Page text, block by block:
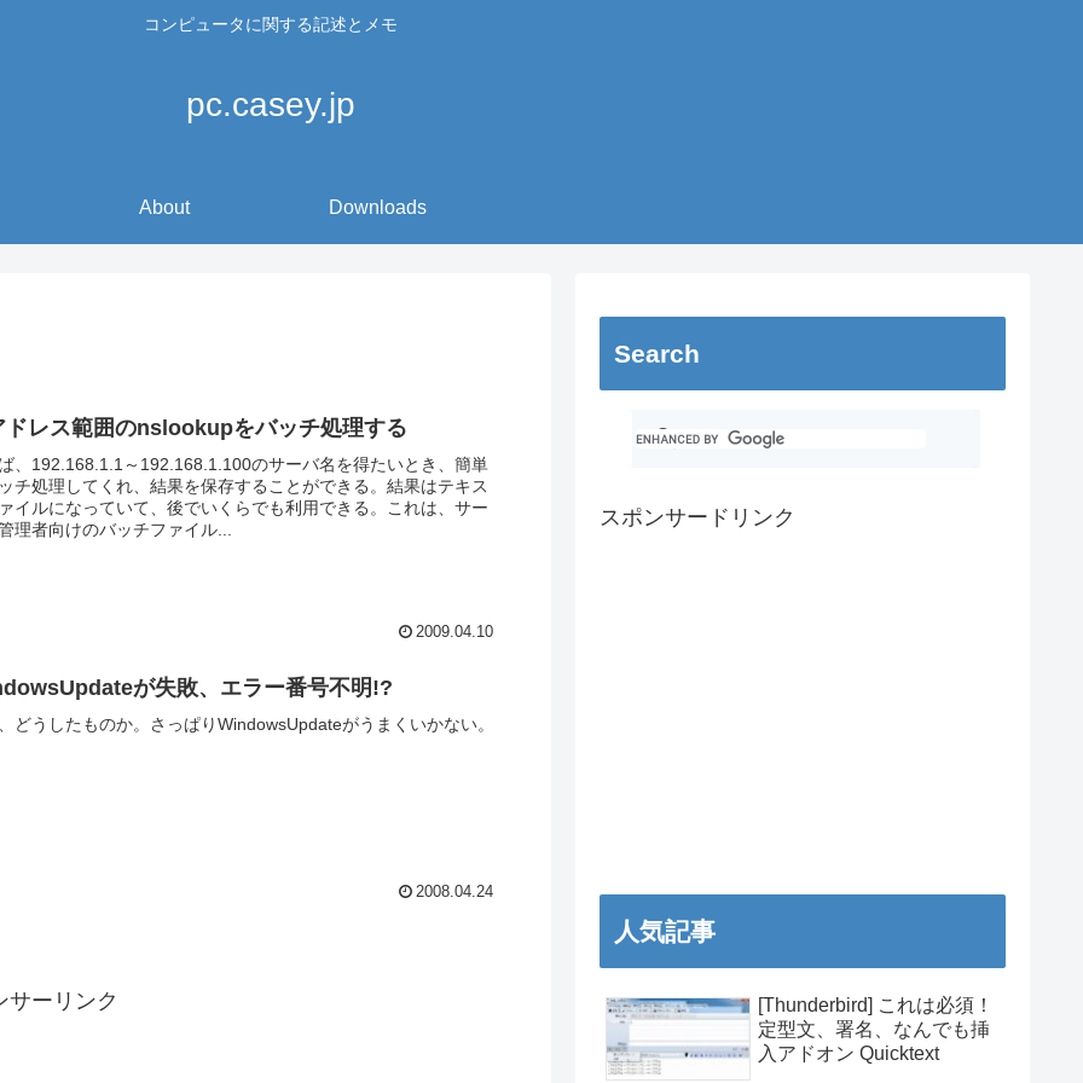
コンピュータに関する記述とメモ
pc.casey.jp
About Downloads
ドレス範囲のnslookupをバッチ処理する
、192.168.1.1～192.168.1.100のサーバ名を得たいとき、簡単
チ処理してくれ、結果を保存することができる。結果はテキス
イルになっていて、後でいくらでも利用できる。これは、サー
理者向けのバッチファイル...
2009.04.10
が失敗、エラー番号不明!?
どうしたものか。さっぱりWindowsUpdateがうまくいかない。
2008.04.24
サーリンク
Search
スポンサードリンク
人気記事
[Thunderbird] これは必須！
定型文、署名、なんでも挿
入アドオン Quicktext